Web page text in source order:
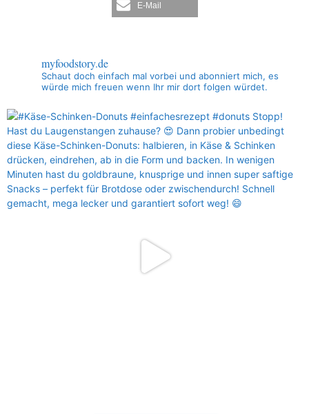
E-Mail
myfoodstory.de
Schaut doch einfach mal vorbei und abonniert mich, es
würde mich freuen wenn Ihr mir dort folgen würdet.